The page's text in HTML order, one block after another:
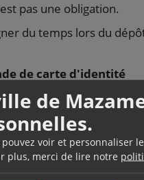
de
pouvez voir et personnaliser
plus, merci de lire notre
pas une obligation.
du temps lors du
de carte d'identité
<a href="https://